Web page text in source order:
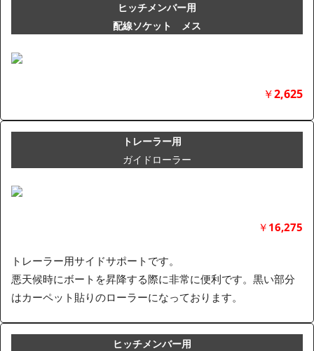
ヒッチメンバー用
配線ソケット メス
￥2,625
トレーラー用
ガイドローラー
￥ 16,275
トレーラー用サイドサポートです。
悪天候時にボートを昇降する際に非常に便利です。黒い部分
はカーペット貼りのローラーになっております。
ヒッチメンバー用